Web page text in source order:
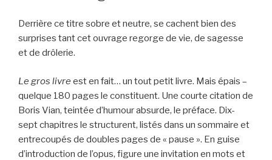
Derrière ce titre sobre et neutre, se cachent bien des
surprises tant cet ouvrage regorge de vie, de sagesse
et de drôlerie.
Le gros livre est en fait… un tout petit livre. Mais épais –
quelque 180 pages le constituent. Une courte citation de
Boris Vian, teintée d’humour absurde, le préface. Dix-
sept chapitres le structurent, listés dans un sommaire et
entrecoupés de doubles pages de « pause ». En guise
d’introduction de l’opus, figure une invitation en mots et